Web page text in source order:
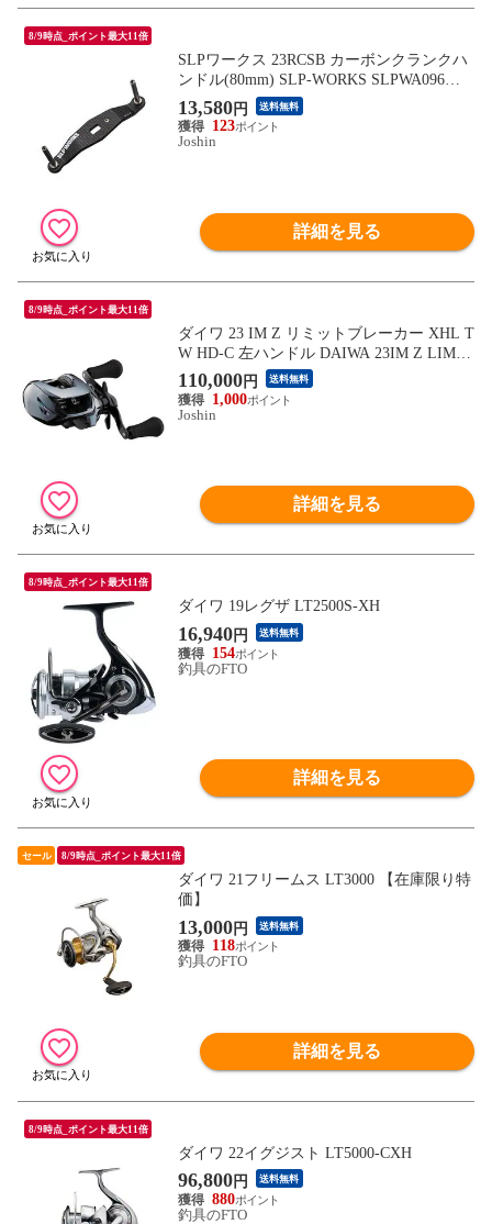
8/9時点_ポイント最大11倍
SLPワークス 23RCSB カーボンクランクハ
ンドル(80mm) SLP-WORKS SLPWA096
【返品種別A】
13,580円 送料無料
123
Joshin
詳細を見る
8/9時点_ポイント最大11倍
ダイワ 23 IM Z リミットブレーカー XHL T
W HD-C 左ハンドル DAIWA 23IM Z LIMIT
BREAKER XHL TW HD-C 【返品種別A】
110,000円 送料無料
1,000
Joshin
詳細を見る
8/9時点_ポイント最大11倍
ダイワ 19レグザ LT2500S-XH
16,940円 送料無料
154
釣具のFTO
詳細を見る
セール 8/9時点_ポイント最大11倍
ダイワ 21フリームス LT3000 【在庫限り特
価】
13,000円 送料無料
118
釣具のFTO
詳細を見る
8/9時点_ポイント最大11倍
ダイワ 22イグジスト LT5000-CXH
96,800円 送料無料
880
釣具のFTO